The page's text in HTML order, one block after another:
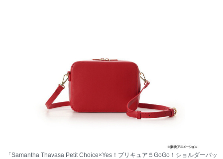
「Samantha Thavasa Petit Choice×Yes！プリキュア５GoGo！ショルダーバッ